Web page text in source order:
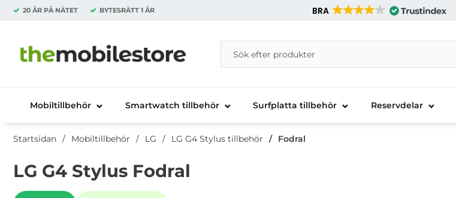
20 ÅR PÅ NÄTET BYTESRÄTT 1 ÅR BRA
Startsidan för Danira Telecom AB
Sök
Sök på Danira Telecom AB
Mobiltillbehör Smartwatch tillbehör Surfplatta tillbehör Reservdelar
Startsidan Mobiltillbehör LG LG G4 Stylus tillbehör Fodral
LG G4 Stylus Fodral
Underkategorier